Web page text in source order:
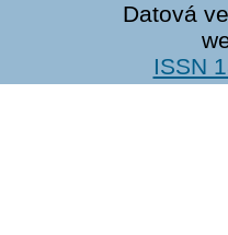
Datová
ISSN